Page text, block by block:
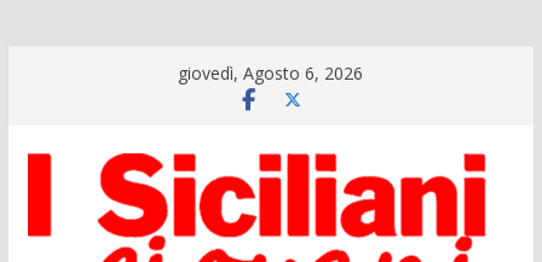
giovedì, Agosto 6, 2026